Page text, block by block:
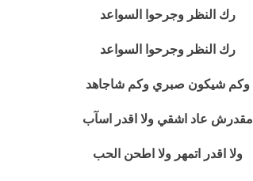
رك النظر وجرحوا السواعد
رك النظر وجرحوا السواعد
وكم شيكون صبري وكم شاجاهد
مقدرش عاد اشقي ولا اقدر اسآب
ولا اقدر اتمهر ولا اطحن الحب